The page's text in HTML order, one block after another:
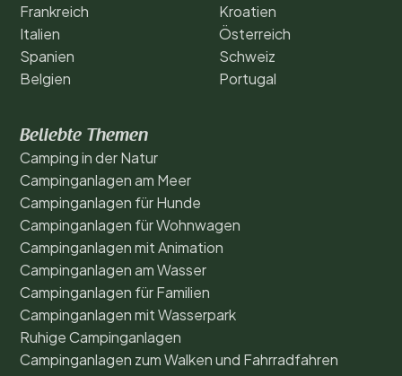
Frankreich
Italien
Spanien
Belgien
Kroatien
Österreich
Schweiz
Portugal
Beliebte Themen
Camping in der Natur
Campinganlagen am Meer
Campinganlagen für Hunde
Campinganlagen für Wohnwagen
Campinganlagen mit Animation
Campinganlagen am Wasser
Campinganlagen für Familien
Campinganlagen mit Wasserpark
Ruhige Campinganlagen
Campinganlagen zum Walken und Fahrradfahren